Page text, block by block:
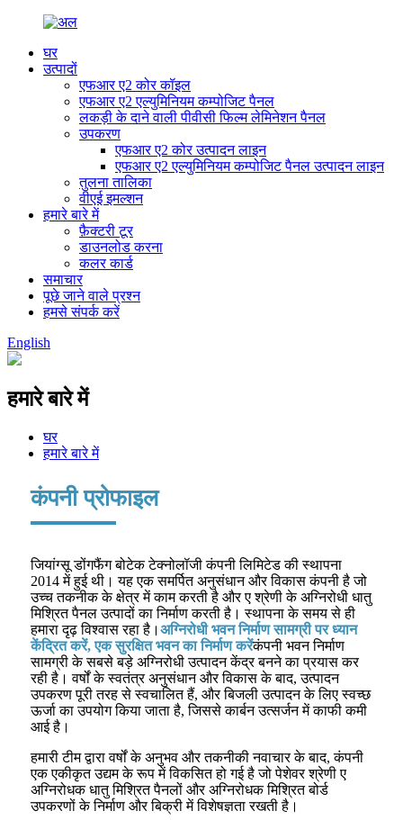
घर
उत्पादों
एफआर ए2 कोर कॉइल
एफआर ए2 एल्युमिनियम कम्पोजिट पैनल
लकड़ी के दाने वाली पीवीसी फिल्म लेमिनेशन पैनल
उपकरण
एफआर ए2 कोर उत्पादन लाइन
एफआर ए2 एल्युमिनियम कम्पोजिट पैनल उत्पादन लाइन
तुलना तालिका
वीएई इमल्शन
हमारे बारे में
फ़ैक्टरी टूर
डाउनलोड करना
कलर कार्ड
समाचार
पूछे जाने वाले प्रश्न
हमसे संपर्क करें
English
हमारे बारे में
घर
हमारे बारे में
कंपनी प्रोफाइल
जियांग्सू डोंगफैंग बोटेक टेक्नोलॉजी कंपनी लिमिटेड की स्थापना
2014 में हुई थी। यह एक समर्पित अनुसंधान और विकास कंपनी है जो
उच्च तकनीक के क्षेत्र में काम करती है और ए श्रेणी के अग्निरोधी धातु
मिश्रित पैनल उत्पादों का निर्माण करती है। स्थापना के समय से ही
हमारा दृढ़ विश्वास रहा है। अग्निरोधी भवन निर्माण सामग्री पर ध्यान
केंद्रित करें, एक सुरक्षित भवन का निर्माण करेंकंपनी भवन निर्माण
सामग्री के सबसे बड़े अग्निरोधी उत्पादन केंद्र बनने का प्रयास कर
रही है। वर्षों के स्वतंत्र अनुसंधान और विकास के बाद, उत्पादन
उपकरण पूरी तरह से स्वचालित हैं, और बिजली उत्पादन के लिए स्वच्छ
ऊर्जा का उपयोग किया जाता है, जिससे कार्बन उत्सर्जन में काफी कमी
आई है।
हमारी टीम द्वारा वर्षों के अनुभव और तकनीकी नवाचार के बाद, कंपनी
एक एकीकृत उद्यम के रूप में विकसित हो गई है जो पेशेवर श्रेणी ए
अग्निरोधक धातु मिश्रित पैनलों और अग्निरोधक मिश्रित बोर्ड
उपकरणों के निर्माण और बिक्री में विशेषज्ञता रखती है।